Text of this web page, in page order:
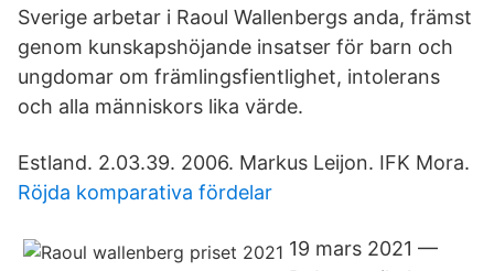
Sverige arbetar i Raoul Wallenbergs anda, främst
genom kunskapshöjande insatser för barn och
ungdomar om främlingsfientlighet, intolerans
och alla människors lika värde.
Estland. 2.03.39. 2006. Markus Leijon. IFK Mora.
Röjda komparativa fördelar
19 mars 2021 —